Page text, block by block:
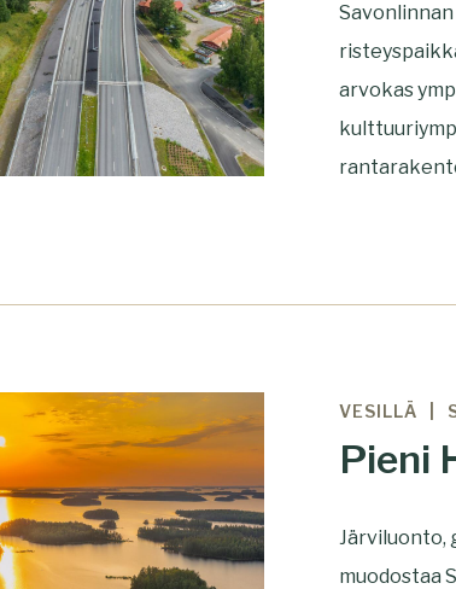
arvokas
VESILLÄ
Pieni
Järviluonto,
muodostaa